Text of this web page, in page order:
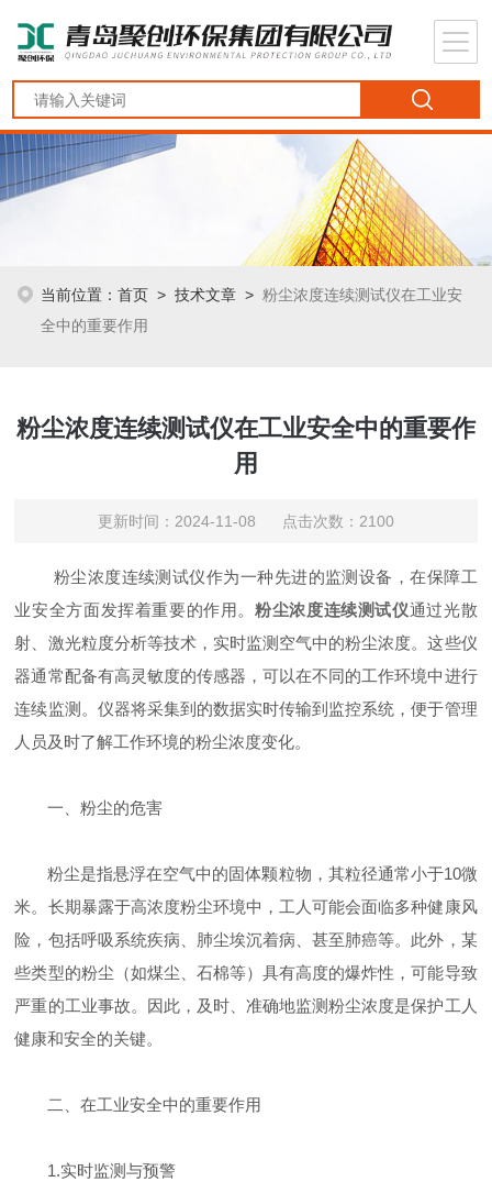
当前位置：首页 >技术文章 >粉尘浓度连续测试仪在工业安
全中的重要作用
粉尘浓度连续测试仪在工业安全中的重要作
用
更新时间：2024-11-08 点击次数：2100
粉尘浓度连续测试仪作为一种先进的监测设备，在保障工
业安全方面发挥着重要的作用。粉尘浓度连续测试仪通过光散
射、激光粒度分析等技术，实时监测空气中的粉尘浓度。这些仪
器通常配备有高灵敏度的传感器，可以在不同的工作环境中进行
连续监测。仪器将采集到的数据实时传输到监控系统，便于管理
人员及时了解工作环境的粉尘浓度变化。
一、粉尘的危害
粉尘是指悬浮在空气中的固体颗粒物，其粒径通常小于10微
米。长期暴露于高浓度粉尘环境中，工人可能会面临多种健康风
险，包括呼吸系统疾病、肺尘埃沉着病、甚至肺癌等。此外，某
些类型的粉尘（如煤尘、石棉等）具有高度的爆炸性，可能导致
严重的工业事故。因此，及时、准确地监测粉尘浓度是保护工人
健康和安全的关键。
二、在工业安全中的重要作用
1.实时监测与预警